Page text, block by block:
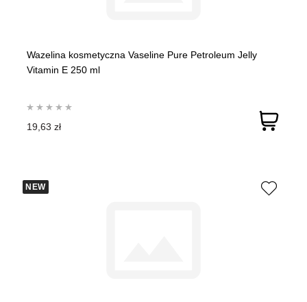
Wazelina kosmetyczna Vaseline Pure Petroleum Jelly
Vitamin E 250 ml
19,63 zł
NEW